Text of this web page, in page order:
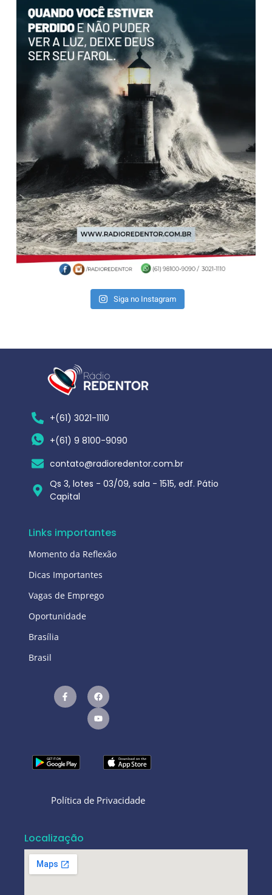
Siga no Instagram
+(61) 3021-1110
+(61) 9 8100-9090
contato@radioredentor.com.br
Qs 3, lotes - 03/09, sala - 1515, edf. Pátio
Capital
Links importantes
Momento da Reflexão
Dicas Importantes
Vagas de Emprego
Oportunidade
Brasília
Brasil
Política de Privacidade
Localização